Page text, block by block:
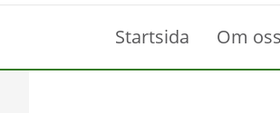
Startsida Om oss